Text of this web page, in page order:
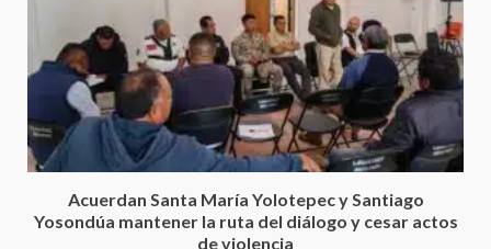
Acuerdan Santa María Yolotepec y Santiago
Yosondúa mantener la ruta del diálogo y cesar actos
de violencia
30 julio 2026
5
Secretaría de Gobierno refuerza
presencia institucional en San
Juan Mazatlán
20 julio 2026
de Juárez caso de maltrato
animal tras denuncia ciudadana